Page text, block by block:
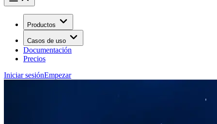
Productos
Casos de uso
Documentación
Precios
Iniciar sesiónEmpezar